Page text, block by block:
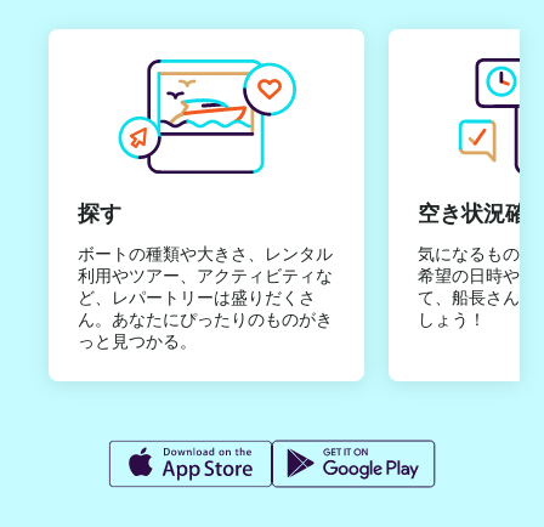
探す
ボートの種類や大きさ、レンタル
利用やツアー、アクティビティな
ど、レパートリーは盛りだくさ
ん。あなたにぴったりのものがき
っと見つかる。
空き状況確
気になるものは
希望の日時やご
て、船長さんか
しょう！